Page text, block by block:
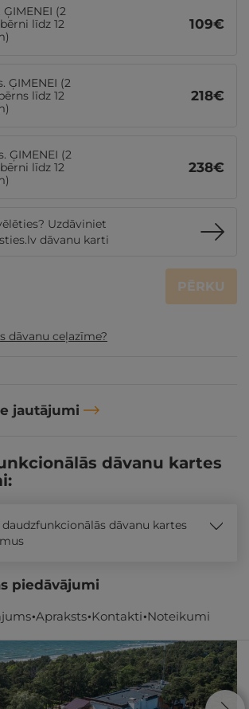
(2
līdz 12
109€
ĢIMENEI (2
līdz 12
218€
ĢIMENEI (2
līdz 12
238€
Uzdāviniet
dāvanu karti
PĒRKU
dāvanu ceļazīme?
jautājumi
Apraksts Kontakti Noteikumi
dāvanu kartes
dāvanu kartes
piedāvājumi